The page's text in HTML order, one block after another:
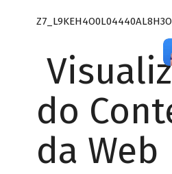
do
da Web